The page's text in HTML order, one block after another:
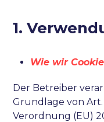
1.
Wie wir
Der Betreiber
Grundlage von Art.
Verordnung (EU)